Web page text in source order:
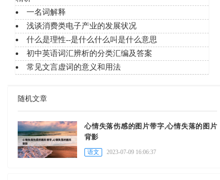
一名词解释
浅谈消费类电子产业的发展状况
什么是理性--是什么什么叫是什么意思
初中英语词汇辨析的分类汇编及答案
常见文言虚词的意义和用法
随机文章
心情失落伤感的图片带字,心情失落的图片
背影
语文 2023-07-09 16:06:37